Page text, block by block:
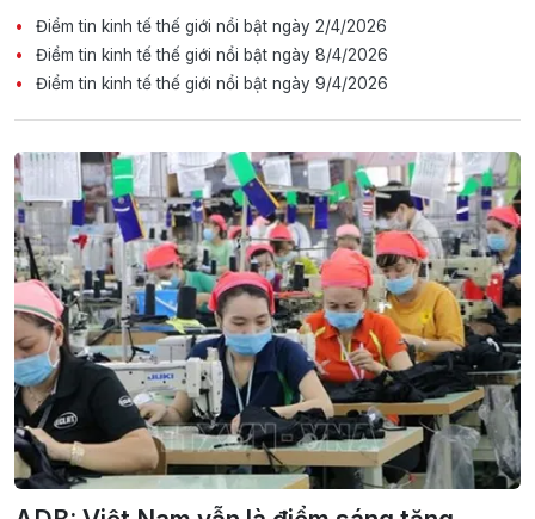
Điểm tin kinh tế thế giới nổi bật ngày 2/4/2026
Điểm tin kinh tế thế giới nổi bật ngày 8/4/2026
Điểm tin kinh tế thế giới nổi bật ngày 9/4/2026